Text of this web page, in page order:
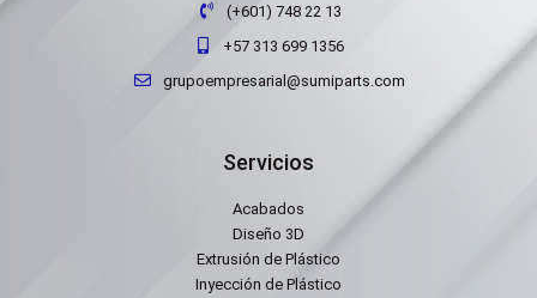
(+601) 748 22 13
+57 313 699 1356
grupoempresarial@sumiparts.com
Servicios
Acabados
Diseño 3D
Extrusión de Plástico
Inyección de Plástico